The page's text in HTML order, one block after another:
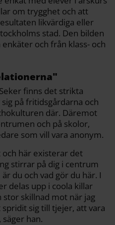
om trygghet och att
likvärdiga eller
stad. Den bilden
och från klass- och
finns det strikta
på fritidsgårdarna och
där. Däremot
och på skolor,
som vill vara anonym.
och här existerar det
stirrar på dig i centrum
du och vad gör du här. I
delas upp i coola killar
stor skillnad mot när jag
sig till tjejer, att vara
han.